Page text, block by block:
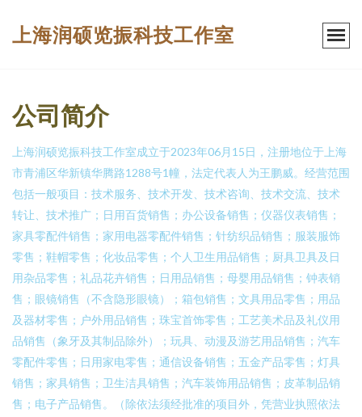
上海润硕览振科技工作室
公司简介
上海润硕览振科技工作室成立于2023年06月15日，注册地位于上海
市青浦区华新镇华腾路1288号1幢，法定代表人为王鹏威。经营范围
包括一般项目：技术服务、技术开发、技术咨询、技术交流、技术
转让、技术推广；日用百货销售；办公设备销售；仪器仪表销售；
家具零配件销售；家用电器零配件销售；针纺织品销售；服装服饰
零售；鞋帽零售；化妆品零售；个人卫生用品销售；厨具卫具及日
用杂品零售；礼品花卉销售；日用品销售；母婴用品销售；钟表销
售；眼镜销售（不含隐形眼镜）；箱包销售；文具用品零售；用品
及器材零售；户外用品销售；珠宝首饰零售；工艺美术品及礼仪用
品销售（象牙及其制品除外）；玩具、动漫及游艺用品销售；汽车
零配件零售；日用家电零售；通信设备销售；五金产品零售；灯具
销售；家具销售；卫生洁具销售；汽车装饰用品销售；皮革制品销
售；电子产品销售。（除依法须经批准的项目外，凭营业执照依法